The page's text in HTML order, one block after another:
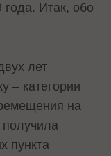
года. Итак, обо
лет
– категории
на
получила
пункта